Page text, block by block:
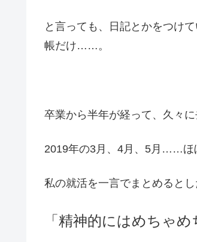
と言っても、日記とかをつけ
帳だけ……。
卒業から半年が経って、久々
2019年の3月、4月、5月……ほ
私の就活を一言でまとめるとし
「精神的にはめちゃ